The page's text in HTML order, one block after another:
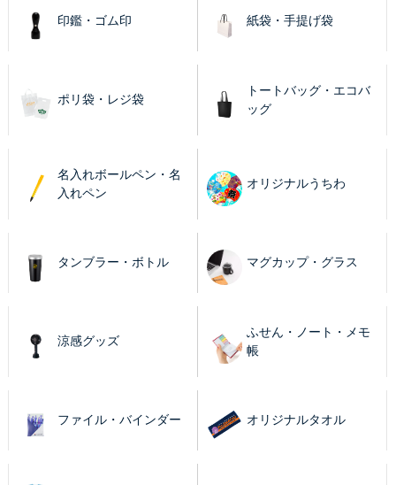
印鑑・ゴム印 紙袋・手提げ袋
ポリ袋・レジ袋
トートバッグ・エコバ
ッグ
名入れボールペン・名
入れペン
オリジナルうちわ
タンブラー・ボトル マグカップ・グラス
涼感グッズ
ふせん・ノート・メモ
帳
ファイル・バインダー オリジナルタオル